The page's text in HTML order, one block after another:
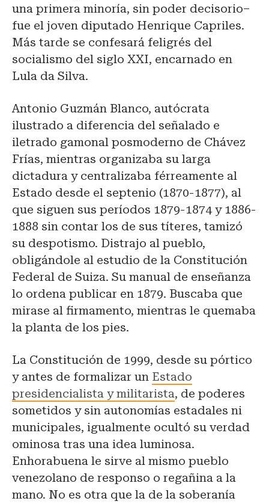
una primera minoría, sin poder decisorio–
fue el joven diputado Henrique Capriles.
Más tarde se confesará feligrés del
socialismo del siglo XXI, encarnado en
Lula da Silva.
Antonio Guzmán Blanco, autócrata
ilustrado a diferencia del señalado e
iletrado gamonal posmoderno de Chávez
Frías, mientras organizaba su larga
dictadura y centralizaba férreamente al
Estado desde el septenio (1870-1877), al
que siguen sus períodos 1879-1874 y 1886-
1888 sin contar los de sus títeres, tamizó
su despotismo. Distrajo al pueblo,
obligándole al estudio de la Constitución
Federal de Suiza. Su manual de enseñanza
lo ordena publicar en 1879. Buscaba que
mirase al firmamento, mientras le quemaba
la planta de los pies.
La Constitución de 1999, desde su pórtico
y antes de formalizar un Estado
presidencialista y militarista, de poderes
sometidos y sin autonomías estadales ni
municipales, igualmente ocultó su verdad
ominosa tras una idea luminosa.
Enhorabuena le sirve al mismo pueblo
venezolano de responso o regañina a la
mano. No es otra que la de la soberanía